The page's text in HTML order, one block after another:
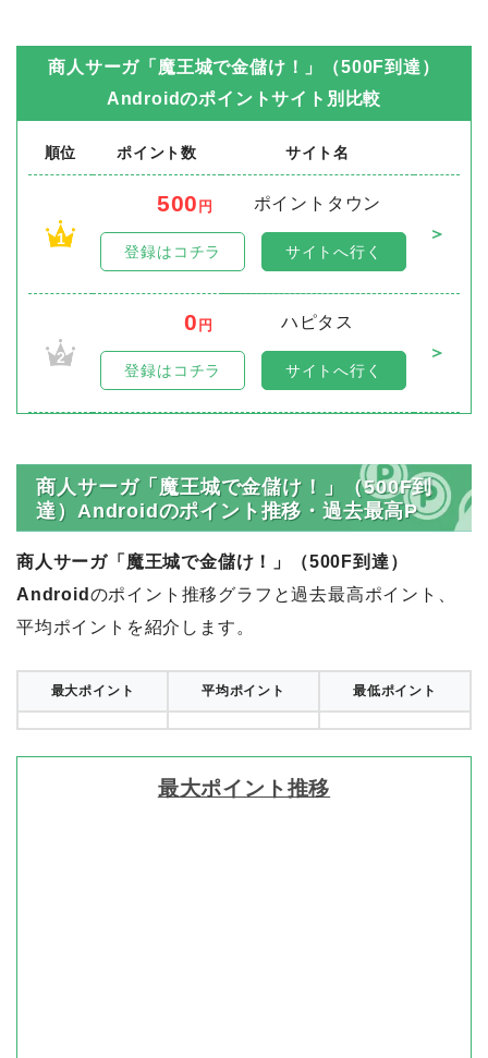
商人サーガ「魔王城で金儲け！」（500F到達）
Androidのポイントサイト別比較
順位 ポイント数 サイト名
1
500 円
ポイントタウン
＞
登録はコチラ サイトへ行く
2
0 円
ハピタス
＞
登録はコチラ サイトへ行く
商人サーガ「魔王城で金儲け！」（500F到
達）Androidのポイント推移・過去最高P
商人サーガ「魔王城で金儲け！」（500F到達）
Android のポイント推移グラフと過去最高ポイント、
平均ポイントを紹介します。
最大ポイント 平均ポイント 最低ポイント
最大ポイント推移